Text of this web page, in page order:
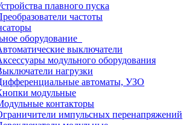
плавного пуска
частоты
оборудование
выключатели
модульного оборудования
нагрузки
автоматы, УЗО
модульные
контакторы
импульсных перенапряжений